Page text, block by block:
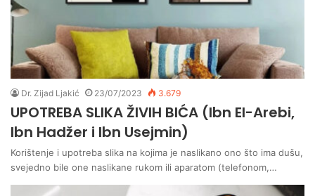
Dr. Zijad Ljakić 23/07/2023 3.679
UPOTREBA SLIKA ŽIVIH BIĆA (Ibn El-Arebi,
Ibn Hadžer i Ibn Usejmin)
Korištenje i upotreba slika na kojima je naslikano ono što ima dušu,
svejedno bile one naslikane rukom ili aparatom (telefonom,…